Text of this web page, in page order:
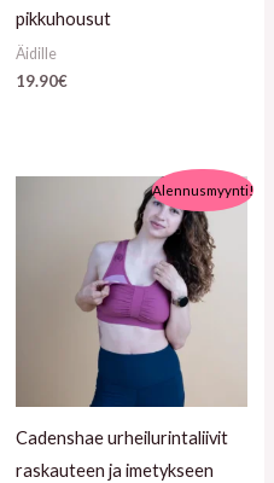
pikkuhousut
Äidille
19.90€
Alennusmyynti!
Cadenshae urheilurintaliivit
raskauteen ja imetykseen
Alkuperäinen
54.90€.
Nykyinen
hinta
on:
35.90€.